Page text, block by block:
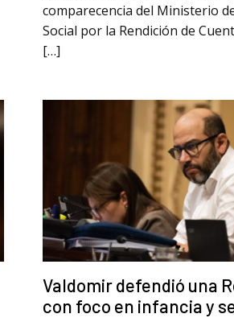
comparecencia del Ministerio
Social por la Rendición de
[…]
Valdomir defendió una
con foco en infancia y